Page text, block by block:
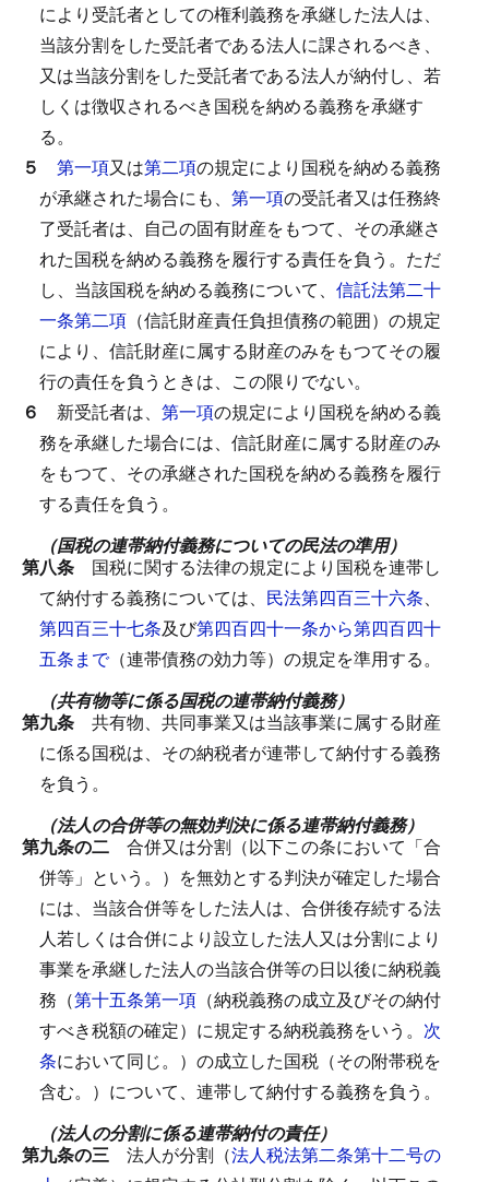
により受託者としての権利義務を承継した法人は、
当該分割をした受託者である法人に課されるべき、
又は当該分割をした受託者である法人が納付し、若
しくは徴収されるべき国税を納める義務を承継す
る。
５ 第一項又は第二項の規定により国税を納める義務
が承継された場合にも、 第一項の受託者又は任務終
了受託者は、自己の固有財産をもつて、その承継さ
れた国税を納める義務を履行する責任を負う。 ただ
し、当該国税を納める義務について、 信託法第二十
一条第二項 （信託財産責任負担債務の範囲）の規定
により、信託財産に属する財産のみをもつてその履
行の責任を負うときは、この限りでない。
６ 新受託者は、 第一項の規定により国税を納める義
務を承継した場合には、信託財産に属する財産のみ
をもつて、その承継された国税を納める義務を履行
する責任を負う。
（国税の連帯納付義務についての民法の準用）
第八条 国税に関する法律の規定により国税を連帯し
て納付する義務については、 民法第四百三十六条、
第四百三十七条及び第四百四十一条から第四百四十
五条まで（連帯債務の効力等）の規定を準用する。
（共有物等に係る国税の連帯納付義務）
第九条 共有物、共同事業又は当該事業に属する財産
に係る国税は、その納税者が連帯して納付する義務
を負う。
（法人の合併等の無効判決に係る連帯納付義務）
第九条の二 合併又は分割（以下この条において「合
併等」という。）を無効とする判決が確定した場合
には、当該合併等をした法人は、合併後存続する法
人若しくは合併により設立した法人又は分割により
事業を承継した法人の当該合併等の日以後に納税義
務（第十五条第一項 （納税義務の成立及びその納付
すべき税額の確定）に規定する納税義務をいう。 次
条において同じ。）の成立した国税（その附帯税を
含む。）について、連帯して納付する義務を負う。
（法人の分割に係る連帯納付の責任）
第九条の三 法人が分割（法人税法第二条第十二号の